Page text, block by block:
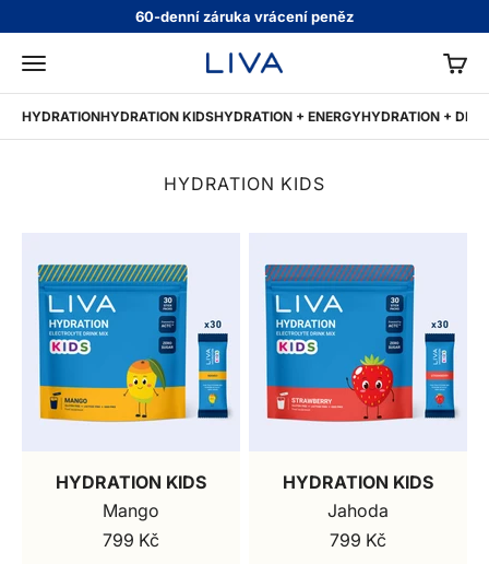
60-denní záruka vrácení peněz
Nabídka LIVA CZ
HYDRATIONHYDRATION KIDSHYDRATION + ENERGYHYDRATION +
HYDRATION KIDS
HYDRATION KIDS
Mango
Prodejní cena
799 Kč
HYDRATION KIDS
Jahoda
Prodejní cena
799 Kč